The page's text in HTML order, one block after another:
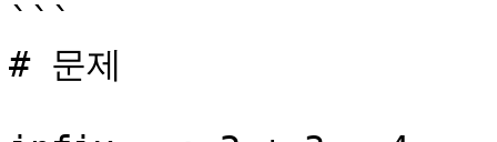
```
# 문제